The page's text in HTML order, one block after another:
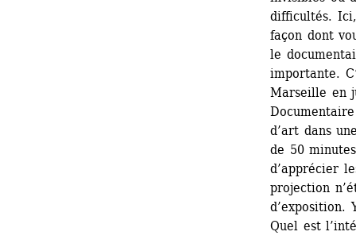
difficultés.
façon dont
le
importante.
Marseille en
d’art dans
de 50
d’apprécier
projection
d’exposition.
Quel est